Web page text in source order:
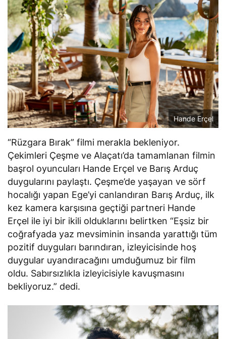
Hande Erçel
“Rüzgara Bırak” filmi merakla bekleniyor.
Çekimleri Çeşme ve Alaçatı’da tamamlanan filmin
başrol oyuncuları Hande Erçel ve Barış Arduç
duygularını paylaştı. Çeşme’de yaşayan ve sörf
hocalığı yapan Ege’yi canlandıran Barış Arduç, ilk
kez kamera karşısına geçtiği partneri Hande
Erçel ile iyi bir ikili olduklarını belirtken “Eşsiz bir
coğrafyada yaz mevsiminin insanda yarattığı tüm
pozitif duyguları barındıran, izleyicisinde hoş
duygular uyandıracağını umduğumuz bir film
oldu. Sabırsızlıkla izleyicisiyle kavuşmasını
bekliyoruz.” dedi.